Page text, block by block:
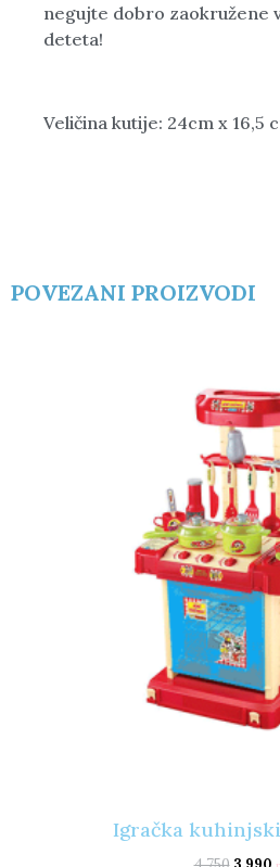
negujte dobro zaokružene
deteta!
Veličina kutije: 24cm x 16,5
POVEZANI PROIZVODI
Igračka